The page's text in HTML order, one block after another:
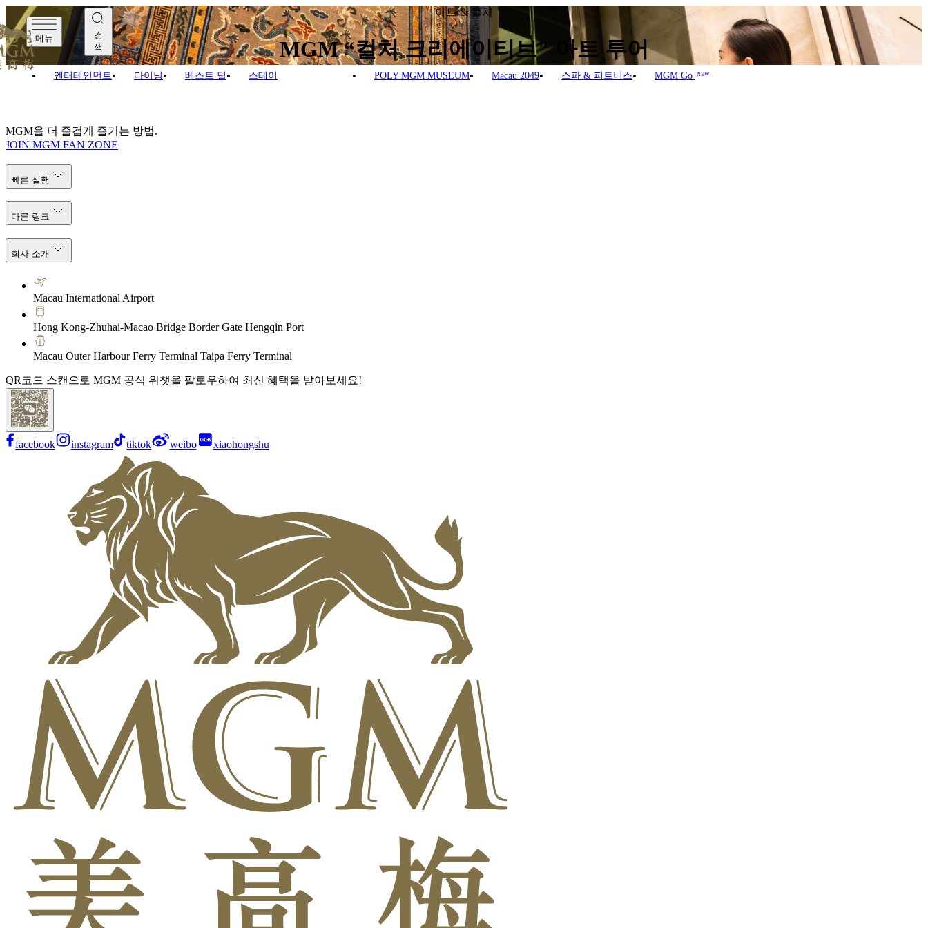
메뉴
검
색
엔터테인먼트 다이닝 베스트 딜 스테이 POLY MGM MUSEUM Macau 2049 스파 & 피트니스 MGM Go NEW
아트 & 컬처
MGM “컬처 크리에이티브" 아트 투어
MGM을 더 즐겁게 즐기는 방법.
JOIN MGM FAN ZONE
빠른 실행
다른 링크
회사 소개
Macau International Airport
Hong Kong-Zhuhai-Macao Bridge Border Gate Hengqin Port
Macau Outer Harbour Ferry Terminal Taipa Ferry Terminal
QR코드 스캔으로 MGM 공식 위챗을 팔로우하여 최신 혜택을 받아보세요!
facebook instagram tiktok weibo xiaohongshu